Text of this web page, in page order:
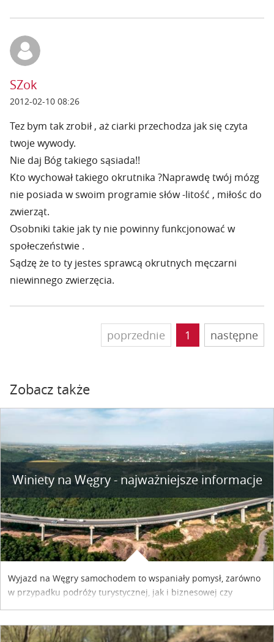
SZok
2012-02-10 08:26
Tez bym tak zrobił , aż ciarki przechodza jak się czyta
twoje wywody.
Nie daj Bóg takiego sąsiada!!
Kto wychował takiego okrutnika ?Naprawdę twój mózg
nie posiada w swoim programie słów -litość , miłośc do
zwierząt.
Osobniki takie jak ty nie powinny funkcjonować w
społeczeństwie .
Sądzę że to ty jestes sprawcą okrutnych męczarni
niewinnego zwierzęcia.
poprzednie 1 następne
Zobacz także
Winiety na Węgry - najważniejsze informacje
Wyjazd na Węgry samochodem to wspaniały pomysł, zarówno
w przypadku podróży turystycznej, jak i biznesowej czy
współpracy reklamowej z Hungary Vignette.